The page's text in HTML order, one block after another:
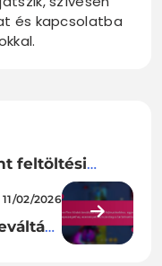
és kapcsolatba
feltöltési
kérdések,
11/02/2026